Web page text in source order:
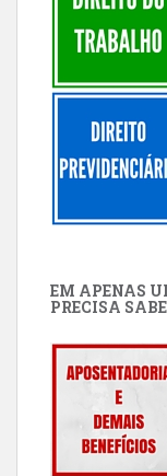
EM APENAS
PRECISA